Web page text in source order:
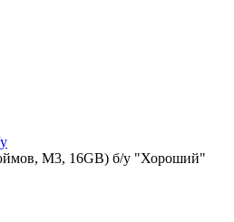
M3, 16GB) б/у "Хороший"